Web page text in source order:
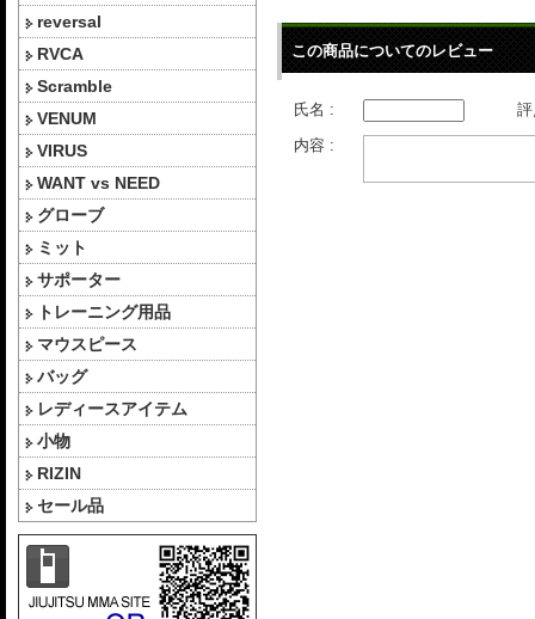
reversal
RVCA
Scramble
VENUM
VIRUS
WANT vs NEED
グローブ
ミット
サポーター
トレーニング用品
マウスピース
バッグ
レディースアイテム
小物
RIZIN
セール品
この商品についてのレビュー
氏名 :
内容 :